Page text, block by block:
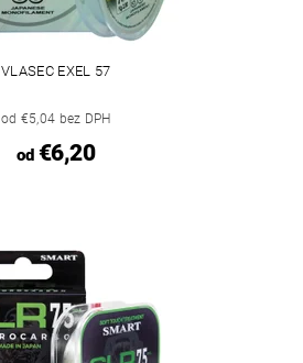
VLASEC EXEL 57
od €5,04 bez DPH
od€6,20